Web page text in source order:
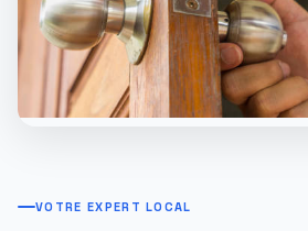
VOTRE EXPERT LOCAL